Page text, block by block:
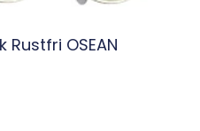
Rustfri OSEAN